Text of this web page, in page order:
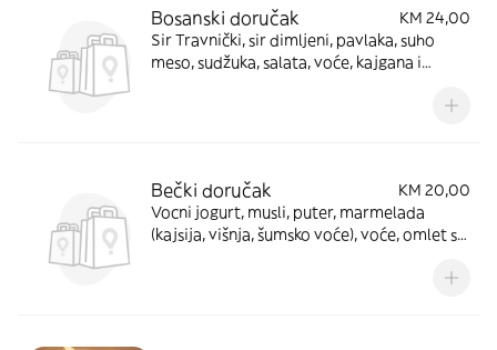
Bosanski doručak
KM 24,00
Sir Travnički, sir dimljeni, pavlaka, suho
meso, sudžuka, salata, voće, kajgana i
Bečki doručak
KM 20,00
Vocni jogurt, musli, puter, marmelada
(kajsija, višnja, šumsko voće), voće, omlet sa